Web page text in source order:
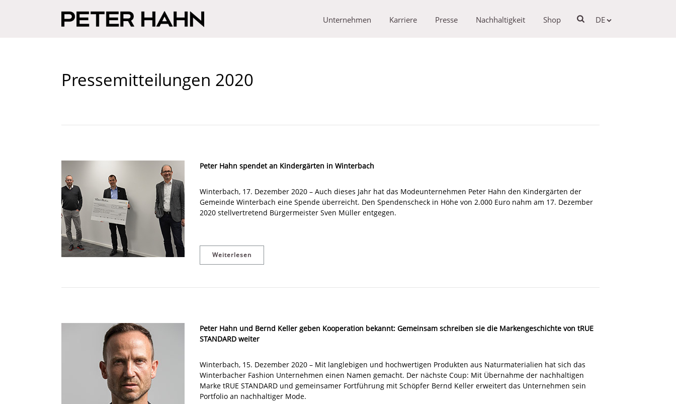
Unternehmen Karriere Presse Nachhaltigkeit Shop DE
Pressemitteilungen 2020
Peter Hahn spendet an Kindergärten in Winterbach
Winterbach, 17. Dezember 2020 – Auch dieses Jahr hat das Modeunternehmen Peter Hahn den Kindergärten der
Gemeinde Winterbach eine Spende überreicht. Den Spendenscheck in Höhe von 2.000 Euro nahm am 17. Dezember
2020 stellvertretend Bürgermeister Sven Müller entgegen.
Weiterlesen
Peter Hahn und Bernd Keller geben Kooperation bekannt: Gemeinsam schreiben sie die Markengeschichte von tRUE
STANDARD weiter
Winterbach, 15. Dezember 2020 – Mit langlebigen und hochwertigen Produkten aus Naturmaterialien hat sich das
Winterbacher Fashion Unternehmen einen Namen gemacht. Der nächste Coup: Mit Übernahme der nachhaltigen
Marke tRUE STANDARD und gemeinsamer Fortführung mit Schöpfer Bernd Keller erweitert das Unternehmen sein
Portfolio an nachhaltiger Mode.